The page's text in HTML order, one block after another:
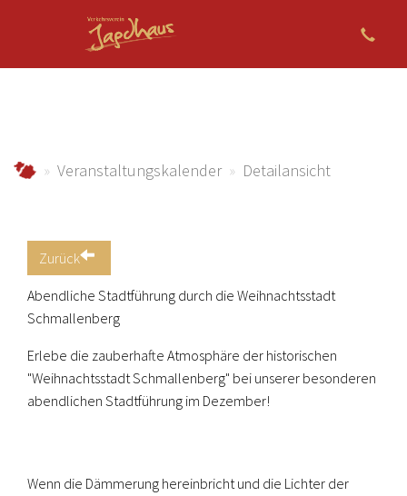
jagdhaus.infoVeranstaltungskalender Detailansicht
Zurück
Abendliche Stadtführung durch die Weihnachtsstadt
Schmallenberg
Erlebe die zauberhafte Atmosphäre der historischen
"Weihnachtsstadt Schmallenberg" bei unserer besonderen
abendlichen Stadtführung im Dezember!
Wenn die Dämmerung hereinbricht und die Lichter der